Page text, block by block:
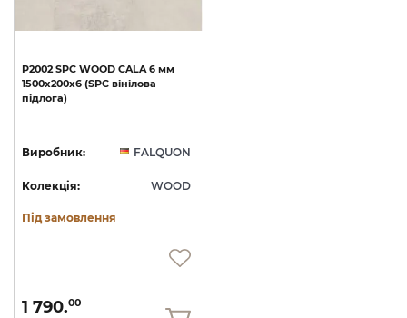
P2002 SPC WOOD CALA 6 мм
1500х200х6 (SPC вінілова
підлога)
Виробник: FALQUON
Колекція: WOOD
Під замовлення
1 790.00